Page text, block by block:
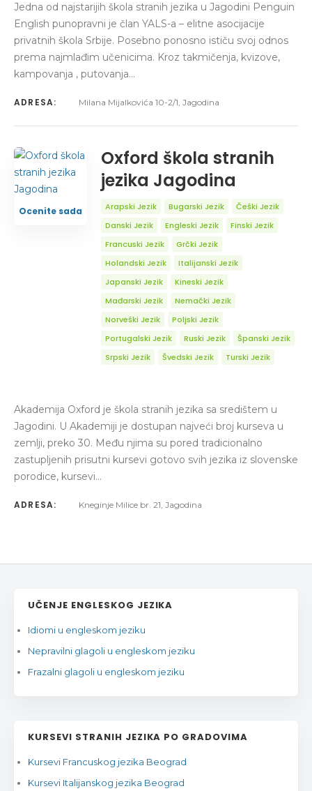
Jedna od najstarijih škola stranih jezika u Jagodini Penguin
English punopravni je član YALS-a – elitne asocijacije
privatnih škola Srbije. Posebno ponosno ističu svoj odnos
prema najmlađim učenicima. Kroz takmičenja, kvizove,
kampovanja , putovanja…
ADRESA: Milana Mijalkovića 10-2/1, Jagodina
Ocenite sada
Oxford škola stranih
jezika Jagodina
Arapski Jezik Bugarski Jezik
Češki Jezik
Danski Jezik
Engleski Jezik
Finski Jezik
Francuski Jezik
Grčki Jezik
Holandski Jezik
Italijanski Jezik
Japanski Jezik
Kineski Jezik
Mađarski Jezik
Nemački Jezik
Norveški Jezik
Poljski Jezik
Portugalski Jezik
Ruski Jezik
Španski Jezik
Srpski Jezik
Švedski Jezik Turski Jezik
Akademija Oxford je škola stranih jezika sa središtem u
Jagodini. U Akademiji je dostupan najveći broj kurseva u
zemlji, preko 30. Među njima su pored tradicionalno
zastupljenih prisutni kursevi gotovo svih jezika iz slovenske
porodice, kursevi…
ADRESA: Kneginje Milice br. 21, Jagodina
UČENJE ENGLESKOG JEZIKA
Idiomi u engleskom jeziku
Nepravilni glagoli u engleskom jeziku
Frazalni glagoli u engleskom jeziku
KURSEVI STRANIH JEZIKA PO GRADOVIMA
Kursevi Francuskog jezika Beograd
Kursevi Italijanskog jezika Beograd